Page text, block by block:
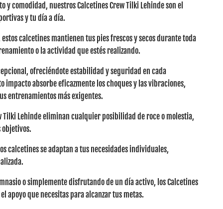
y comodidad, nuestrosCalcetines Crew Tilki Lehindeson el
y tu día a día.
estos calcetines mantienen tus pies frescos y secos durante toda
o la actividad que estés realizando.
ofreciéndote estabilidad y seguridad en cada
impactoabsorbe eficazmente los choques y las vibraciones,
entrenamientos más exigentes.
Tilki Lehinde eliminan cualquier posibilidad de roce o molestia,
calcetinesse adaptan a tus necesidades individuales,
o simplemente disfrutando de un día activo, los Calcetines
apoyo que necesitas para alcanzar tus metas.